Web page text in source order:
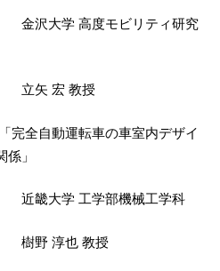
モビリティ研究
授
全自動運転車の車室内デザイ
」
部機械工学科
教授